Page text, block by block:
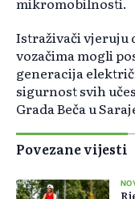
Istraživači vjeruju
vozačima mogli
generacija
sigurnost svih
Grada Beča u
Povezane vijesti